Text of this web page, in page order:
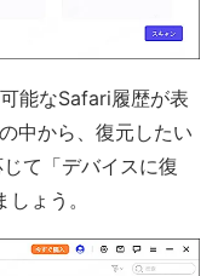
能なSafari履歴が表
中から、復元したい
て「デバイスに復
ょう。